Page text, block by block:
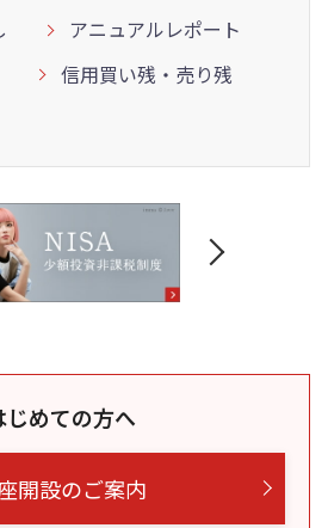
アニュアルレポート
信用買い残・売り残
じめての方へ
開設のご案内